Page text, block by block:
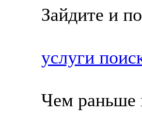
Зайдите и
услуги
Чем раньше